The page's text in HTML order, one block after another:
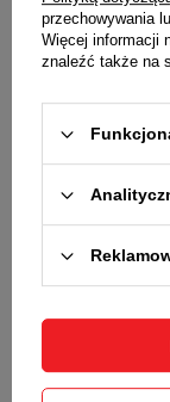
TARCZA
Dwukolorowa,
BRANSOLETA
Wysokiej
antyalergiczną
kolorze
BRANSOLETA
Pozłacana.
Pełne
BATERIA
przechowywania
Więcej informacji
znaleźć także na